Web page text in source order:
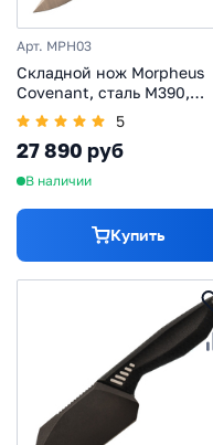
Арт. MPH03
Складной нож Morpheus
Covenant, сталь M390,
рукоять титан
5
27 890 руб
В наличии
Купить